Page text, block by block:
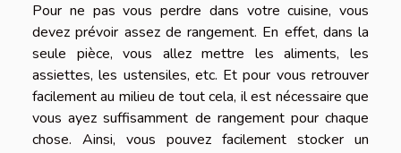
Pour ne pas vous perdre dans votre cuisine, vous
devez prévoir assez de rangement. En effet, dans la
seule pièce, vous allez mettre les aliments, les
assiettes, les ustensiles, etc. Et pour vous retrouver
facilement au milieu de tout cela, il est nécessaire que
vous ayez suffisamment de rangement pour chaque
chose. Ainsi, vous pouvez facilement stocker un